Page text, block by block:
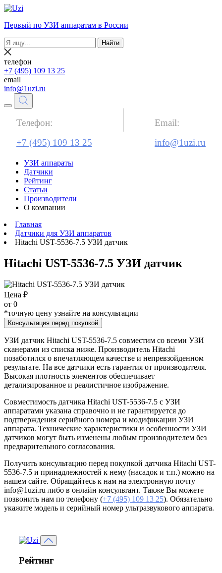
Первый по УЗИ аппаратам в России
Найти
телефон
+7 (495) 109 13 25
email
info@1uzi.ru
Телефон:
+7 (495) 109 13 25
Email:
info@1uzi.ru
УЗИ аппараты
Датчики
Рейтинг
Статьи
Производители
О компании
Главная
Датчики для УЗИ аппаратов
Hitachi UST-5536-7.5 УЗИ датчик
Hitachi UST-5536-7.5 УЗИ датчик
Цена ₽
от 0
*точную цену узнайте на консультации
Консультация перед покупкой
УЗИ датчик Hitachi UST-5536-7.5 совместим со всеми УЗИ
сканерами из списка ниже. Производитель Hitachi
позаботился о впечатляющем качестве и непревзойденном
результате. На все датчики есть гарантия от производителя.
Высокая плотность элементов обеспечивает
детализированное и реалистичное изображение.
Совместимость датчика Hitachi UST-5536-7.5 с УЗИ
аппаратами указана справочно и не гарантируется до
подтверждения серийного номера и модификации УЗИ
аппарата. Технические характеристики и особенности УЗИ
датчиков могут быть изменены любым производителем без
предварительного согласования.
Получить консультацию перед покупкой датчика Hitachi UST-
5536-7.5 и принадлежностей к нему (насадок и т.п.) можно на
нашем сайте. Обращайтесь к нам на электронную почту
info@1uzi.ru либо в онлайн консультант. Также Вы можете
позвонить нам по телефону (+7 (495) 109 13 25). Обязательно
укажите модель и серийный номер ультразвукового аппарата.
Рейтинг